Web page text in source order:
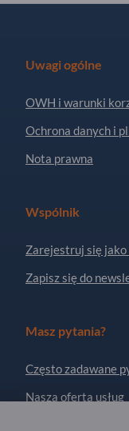
Uwagi ogólne
OWH i warunki
Ochrona danych i
Nota prawna
Wspólnik
Zarejestruj się
Zapisz się do
Masz pytania?
Często zadawane
Nasza oferta usług